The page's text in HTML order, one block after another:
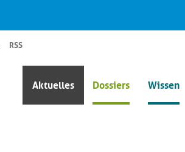
Aktuelles Dossiers Wissen
RSS